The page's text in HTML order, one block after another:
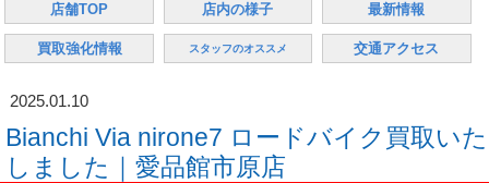
店舗TOP 店内の様子 最新情報
買取強化情報 スタッフのオススメ 交通アクセス
2025.01.10
Bianchi Via nirone7 ロードバイク買取いた
しました｜愛品館市原店